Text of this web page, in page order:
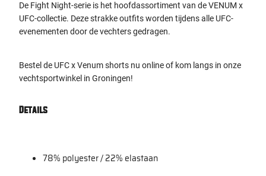
De Fight Night-serie is het hoofdassortiment van de VENUM x
UFC-collectie. Deze strakke outfits worden tijdens alle UFC-
evenementen door de vechters gedragen.
Bestel de UFC x Venum shorts nu online of kom langs in onze
vechtsportwinkel in Groningen!
Details
78% polyester / 22% elastaan